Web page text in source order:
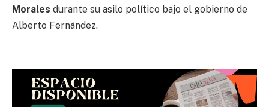
Morales durante su asilo político bajo el gobierno de
Alberto Fernández.